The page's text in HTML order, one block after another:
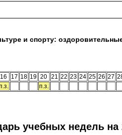
и спорту:
16 17 18 19 20 21 22 23 24 25 26 27
п.з.
учебных недель на